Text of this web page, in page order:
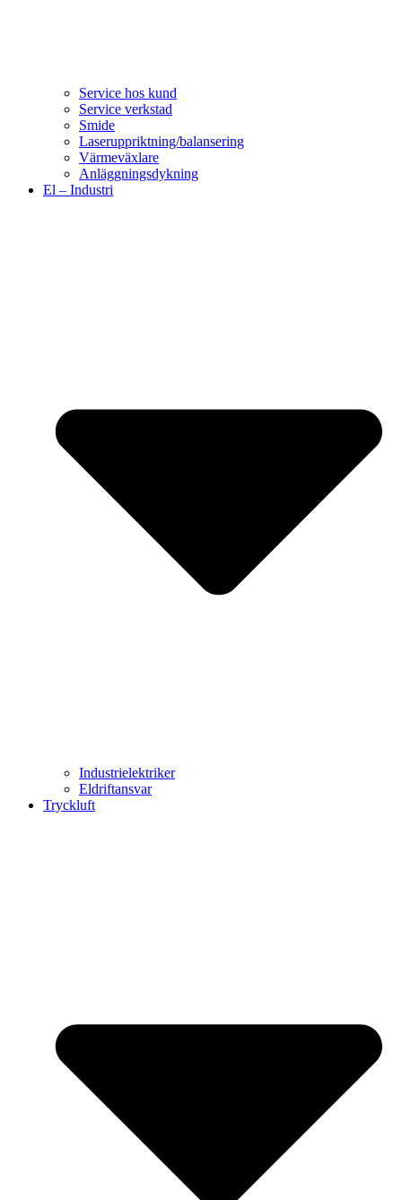
Service hos kund
Service verkstad
Smide
Laseruppriktning/balansering
Värmeväxlare
Anläggningsdykning
El – Industri
Industrielektriker
Eldriftansvar
Tryckluft